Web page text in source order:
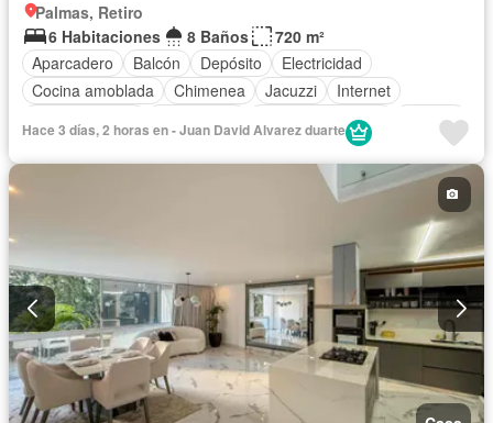
Palmas, Retiro
6 Habitaciones
8 Baños
720 m²
Aparcadero
Balcón Depósito
Electricidad
Cocina amoblada
Chimenea Jacuzzi
Internet
Cuarto de servicio
Terraza
Caseta de vigilancia
Hace 3 días, 2 horas en - Juan David Alvarez duarte